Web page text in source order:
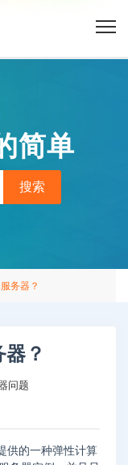
简单
务器？
？
问题
供的一种弹性计算